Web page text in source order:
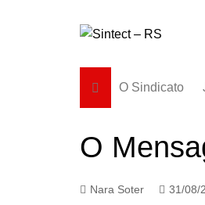
O Sindicato
História
Subsedes
O
Nara Soter 31/08/